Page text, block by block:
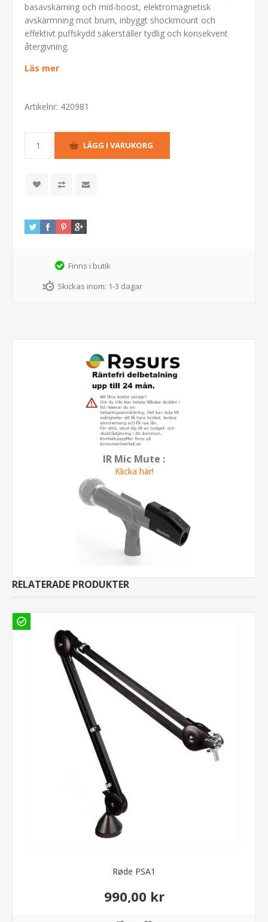
basavskärning och mid-boost, elektromagnetisk
avskärmning mot brum, inbyggt shockmount och
effektivt puffskydd säkerställer tydlig och konsekvent
återgivning.
Läs mer
Artikelnr: 420981
Finns i butik
Skickas inom: 1-3 dagar
IR Mic Mute :
Klicka här!
RELATERADE PRODUKTER
Røde PSA1
990,00 kr